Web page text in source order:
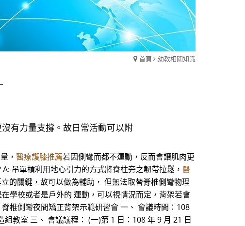
首頁 幼教相關知識
有力量支撐。故日常活動可以附
， 醫療護膝推薦若因側彎而都不運動，反而會讓肌肉更
吊單槓利用地心引力的方式將脊柱旁之韌帶拉鬆， 醫
的關鍵，故可以做為輔助， 但無法取替脊椎側彎物理
學校或者是戶外的 運動，可以視情況而定，背架若會
椎側彎夜間矯正背架示範研習會 一、 會議時間：108
教室 三、 會議議程： (一)第 1 日：108 年 9 月 21 日